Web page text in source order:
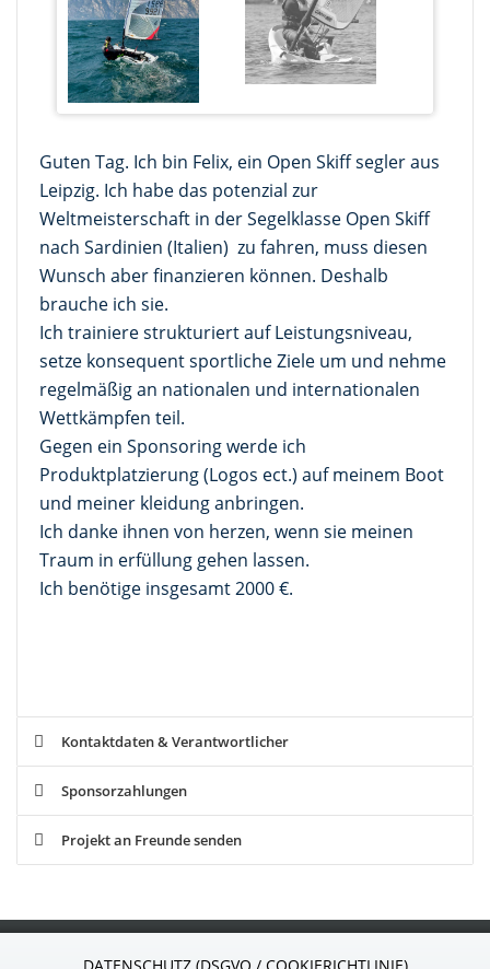
Guten Tag. Ich bin Felix, ein Open Skiff segler aus
Leipzig. Ich habe das potenzial zur
Weltmeisterschaft in der Segelklasse Open Skiff
nach Sardinien (Italien) zu fahren, muss diesen
Wunsch aber finanzieren können. Deshalb
brauche ich sie.
Ich trainiere strukturiert auf Leistungsniveau,
setze konsequent sportliche Ziele um und nehme
regelmäßig an nationalen und internationalen
Wettkämpfen teil.
Gegen ein Sponsoring werde ich
Produktplatzierung (Logos ect.) auf meinem Boot
und meiner kleidung anbringen.
Ich danke ihnen von herzen, wenn sie meinen
Traum in erfüllung gehen lassen.
Ich benötige insgesamt 2000 €.
Kontaktdaten & Verantwortlicher
Sponsorzahlungen
Projekt an Freunde senden